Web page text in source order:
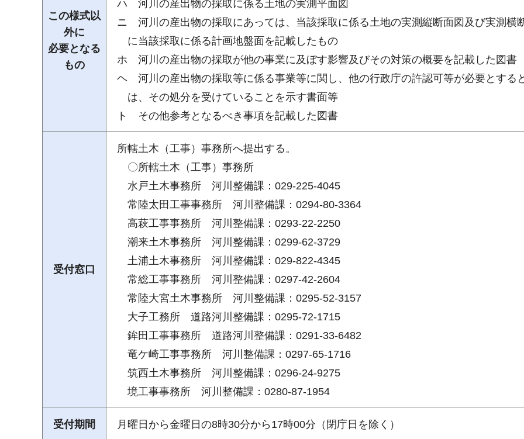
この様式以
外に
必要となる
もの
ハ 河川の産出物の採取に係る土地の実測平面図
ニ 河川の産出物の採取にあっては、当該採取に係る土地の実測縦断面図及び実測横
に当該採取に係る計画地盤面を記載したもの
ホ 河川の産出物の採取が他の事業に及ぼす影響及びその対策の概要を記載した図書
ヘ 河川の産出物の採取等に係る事業等に関し、他の行政庁の許認可等が必要とする
は、その処分を受けていることを示す書面等
ト その他参考となるべき事項を記載した図書
受付窓口
所轄土木（工事）事務所へ提出する。
〇所轄土木（工事）事務所
水戸土木事務所 河川整備課：029-225-4045
常陸太田工事事務所 河川整備課：0294-80-3364
高萩工事事務所 河川整備課：0293-22-2250
潮来土木事務所 河川整備課：0299-62-3729
土浦土木事務所 河川整備課：029-822-4345
常総工事事務所 河川整備課：0297-42-2604
常陸大宮土木事務所 河川整備課：0295-52-3157
大子工務所 道路河川整備課：0295-72-1715
鉾田工事事務所 道路河川整備課：0291-33-6482
竜ケ崎工事事務所 河川整備課：0297-65-1716
筑西土木事務所 河川整備課：0296-24-9275
境工事事務所 河川整備課：0280-87-1954
受付期間 月曜日から金曜日の8時30分から17時00分（閉庁日を除く）